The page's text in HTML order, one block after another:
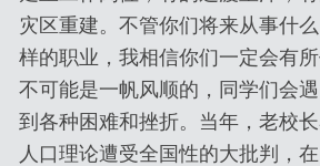
灾区重建。不管你们将来从事什么
样的职业，我相信你们一定会有
不可能是一帆风顺的，同学们会遇
到各种困难和挫折。当年，老校
人口理论遭受全国性的大批判，在